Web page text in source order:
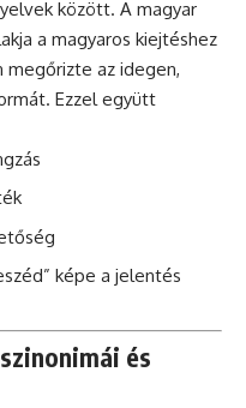
között. A magyar
a magyaros kiejtéshez
az idegen,
Ezzel együtt
képe a jelentés
és